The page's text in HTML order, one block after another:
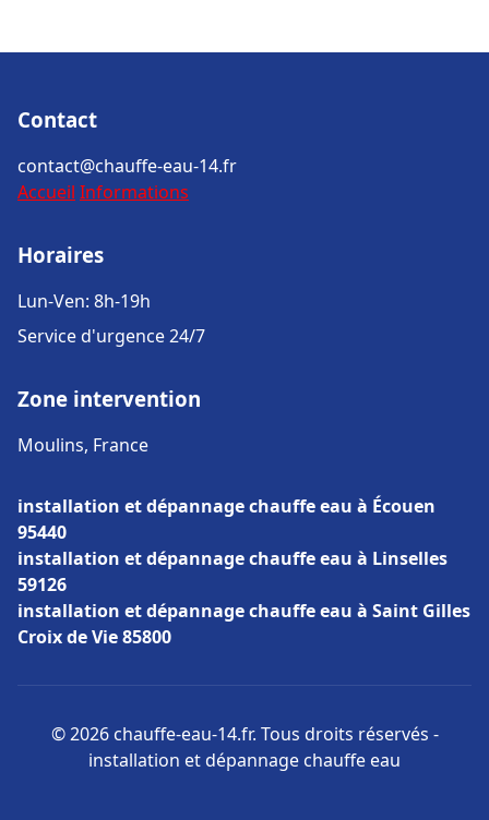
Contact
contact@chauffe-eau-14.fr
Accueil Informations
Horaires
Lun-Ven: 8h-19h
Service d'urgence 24/7
Zone intervention
Moulins, France
installation et dépannage chauffe eau à Écouen
95440
installation et dépannage chauffe eau à Linselles
59126
installation et dépannage chauffe eau à Saint Gilles
Croix de Vie 85800
© 2026 chauffe-eau-14.fr. Tous droits réservés -
installation et dépannage chauffe eau